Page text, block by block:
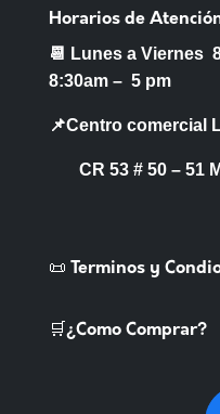
Horarios de
📆 Lunes a Viernes
8:30am – 5 pm
📌Centro comercial
CR 53 # 50 – 51
📜 Terminos y
🛒¿Como Comprar?